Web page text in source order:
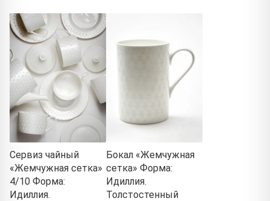
Сервиз чайный
«Жемчужная сетка»
4/10 Форма:
Идиллия.
Бокал «Жемчужная
сетка» Форма:
Идиллия.
Толстостенный